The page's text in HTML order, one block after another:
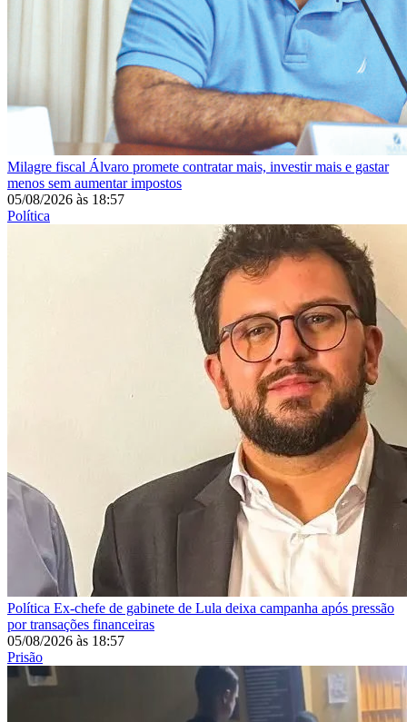
Milagre fiscal Álvaro promete contratar mais, investir mais e gastar
menos sem aumentar impostos
05/08/2026 às 18:57
Política
Política Ex-chefe de gabinete de Lula deixa campanha após pressão
por transações financeiras
05/08/2026 às 18:57
Prisão